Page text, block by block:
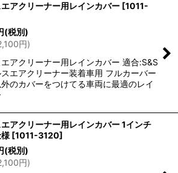
アクリーナー用レインカバー [1011-
(税別)
円)
アクリーナー用レインカバー 適合:S&S
エアクリーナー装着車用 フルカーバー
のカバーをつけてる車両に最適のレイ
アクリーナー用レインカバー 1インチ
[1011-3120]
(税別)
円)